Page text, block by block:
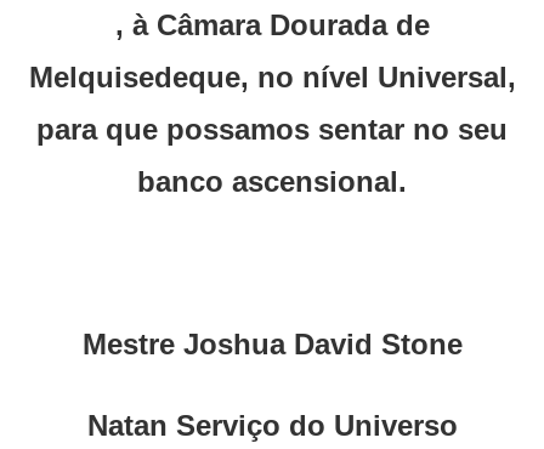
, à Câmara Dourada de
Melquisedeque, no nível Universal,
para que possamos sentar no seu
banco ascensional.
Mestre Joshua David Stone
Natan Serviço do Universo